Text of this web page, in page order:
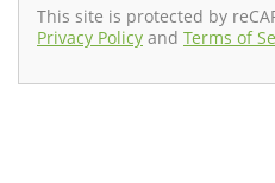
This site is protected by
Privacy Policy and Terms of